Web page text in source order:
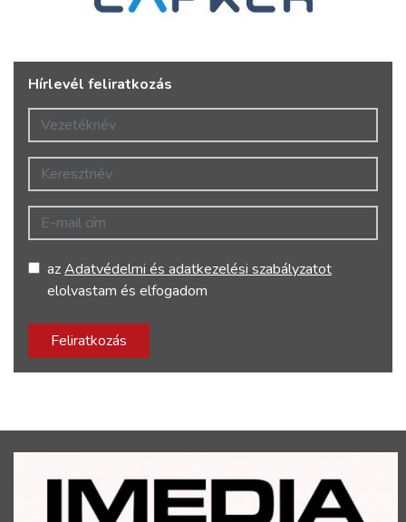
Hírlevél feliratkozás
Vezetéknév
Keresztnév
E-mail cím
azAdatvédelmi és adatkezelési szabályzatot
elolvastam és elfogadom
Feliratkozás